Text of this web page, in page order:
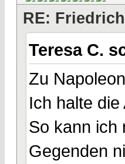
RE:
Teresa C.
Zu
Ich halte
So kann ich
Gegenden